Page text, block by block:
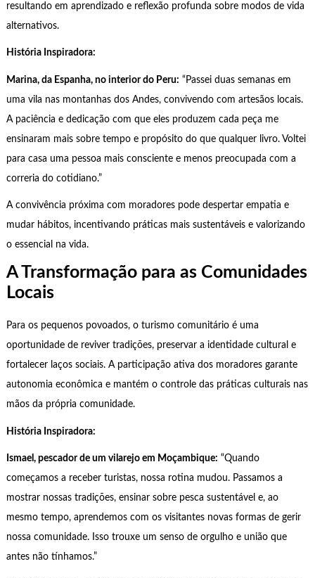
resultando em aprendizado e reflexão profunda sobre modos de vida
alternativos.
História Inspiradora:
Marina, da Espanha, no interior do Peru: “Passei duas semanas em
uma vila nas montanhas dos Andes, convivendo com artesãos locais.
A paciência e dedicação com que eles produzem cada peça me
ensinaram mais sobre tempo e propósito do que qualquer livro. Voltei
para casa uma pessoa mais consciente e menos preocupada com a
correria do cotidiano.”
A convivência próxima com moradores pode despertar empatia e
mudar hábitos, incentivando práticas mais sustentáveis e valorizando
o essencial na vida.
A Transformação para as Comunidades
Locais
Para os pequenos povoados, o turismo comunitário é uma
oportunidade de reviver tradições, preservar a identidade cultural e
fortalecer laços sociais. A participação ativa dos moradores garante
autonomia econômica e mantém o controle das práticas culturais nas
mãos da própria comunidade.
História Inspiradora:
Ismael, pescador de um vilarejo em Moçambique: “Quando
começamos a receber turistas, nossa rotina mudou. Passamos a
mostrar nossas tradições, ensinar sobre pesca sustentável e, ao
mesmo tempo, aprendemos com os visitantes novas formas de gerir
nossa comunidade. Isso trouxe um senso de orgulho e união que
antes não tínhamos.”